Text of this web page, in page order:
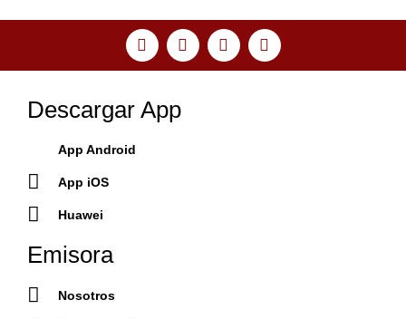
Descargar App
App Android
App iOS
Huawei
Emisora
Nosotros